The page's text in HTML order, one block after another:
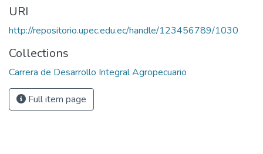
URI
http://repositorio.upec.edu.ec/handle/123456789/1030
Collections
Carrera de Desarrollo Integral Agropecuario
Full item page